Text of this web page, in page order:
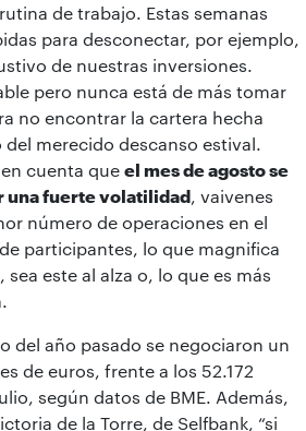
de trabajo. Estas semanas
para desconectar, por ejemplo,
de nuestras inversiones.
pero nunca está de más tomar
no encontrar la cartera hecha
merecido descanso estival.
cuenta que el mes de agosto se
una fuerte volatilidad , vaivenes
número de operaciones en el
participantes, lo que magnifica
este al alza o, lo que es más
del año pasado se negociaron un
de euros, frente a los 52.172
según datos de BME. Además,
de la Torre, de Selfbank, “si